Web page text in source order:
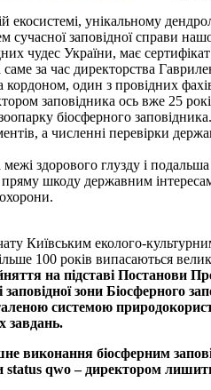
екосистемі, унікальному
сучасної заповідної справи
чудес України, має
за час директорства
кордоном, один з провідних
заповідника ось вже 25
біосферного
а численні перевірки
здорового глузду і
пряму шкоду державним
Київським еколого-
100 років випасаються
на підставі Постанови
заповідної зони
системою
завдань.
виконання біосферним
status qwo – директором